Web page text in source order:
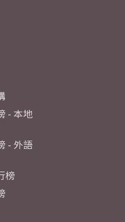
- 本地
- 外語
榜